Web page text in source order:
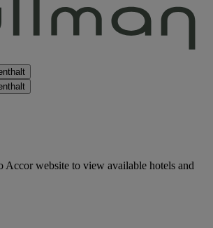
Accor website to view available hotels and